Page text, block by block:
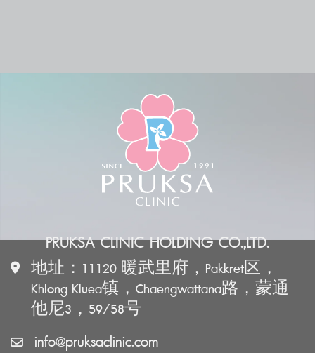
PRUKSA CLINIC HOLDING CO.,LTD.
地址：11120 暖武里府，Pakkret区，
Khlong Kluea镇，Chaengwattana路，蒙通
他尼3，59/58号
info@pruksaclinic.com